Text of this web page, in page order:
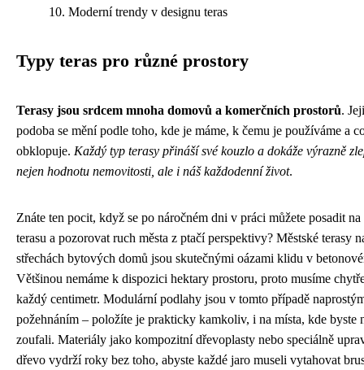
Moderní trendy v designu teras
Typy teras pro různé prostory
Terasy jsou srdcem mnoha domovů a komerčních prostorů.
podoba se mění podle toho, kde je máme, k čemu je používáme a
obklopuje. Každý typ terasy přináší své kouzlo a dokáže výrazně
nejen hodnotu nemovitosti, ale i náš každodenní život.
Znáte ten pocit, když se po náročném dni v práci můžete posadit na
terasu a pozorovat ruch města z ptačí perspektivy? Městské terasy
střechách bytových domů jsou skutečnými oázami klidu v
Většinou nemáme k dispozici hektary prostoru, proto musíme
každý centimetr. Modulární podlahy jsou v tomto případě
požehnáním – položíte je prakticky kamkoliv, i na místa, kde byste
zoufali. Materiály jako kompozitní dřevoplasty nebo speciálně
dřevo vydrží roky bez toho, abyste každé jaro museli vytahovat